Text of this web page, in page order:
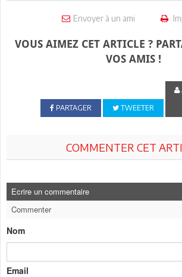
Envoyer à un ami
VOUS AIMEZ CET ARTICLE ?
VOS AMIS !
PARTAGER TWEETER
COMMENTER CET
Ecrire un commentaire
Commenter
Nom
Email